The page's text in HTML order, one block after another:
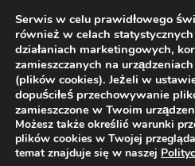
Serwis w celu prawidłowego
również w celach
działaniach marketingowych,
zamieszczanych na
(plików cookies). Jeżeli w
dopuściłeś przechowywanie
zamieszczone w Twoim
Możesz także określić warunki
plików cookies w Twojej
temat znajduje się w naszej